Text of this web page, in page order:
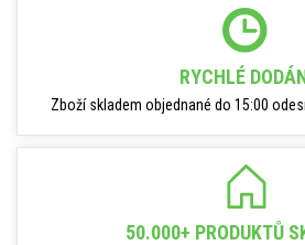
RYCHLÉ
Zboží skladem objednané do 15:00
50.000+ PRODUKTŮ